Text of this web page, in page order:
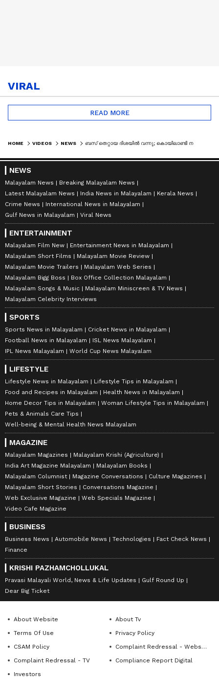
VIRAL
READ MORE
HOME VIDEOS NEWS ബസ് തെറ്റായ ദിശയിൽ വന്നു; കൊയിലാണ്ടി നന്തി മേൽപ്പാലത്തിന് മുകളിൽ സ്വകാര്യ ബസുകൾ കൂട്ടിയിടിച്ച് അപകടം
NEWS
Malayalam News
Breaking Malayalam News
Latest Malayalam News
India News in Malayalam
Kerala News
Crime News
International News in Malayalam
Gulf News in Malayalam
Viral News
ENTERTAINMENT
Malayalam Film New
Entertainment News in Malayalam
Malayalam Short Films
Malayalam Movie Review
Malayalam Movie Trailers
Malayalam Web Series
Malayalam Bigg Boss
Box Office Collection Malayalam
Malayalam Songs & Music
Malayalam Miniscreen & TV News
Malayalam Celebrity Interviews
SPORTS
Sports News in Malayalam
Cricket News in Malayalam
Football News in Malayalam
ISL News Malayalam
IPL News Malayalam
World Cup News Malayalam
LIFESTYLE
Lifestyle News in Malayalam
Lifestyle Tips in Malayalam
Food and Recipes in Malayalam
Health News in Malayalam
Home Decor Tips in Malayalam
Woman Lifestyle Tips in Malayalam
Pets & Animals Care Tips
Well-being & Mental Health News Malayalam
MAGAZINE
Malayalam Magazines
Malayalam Krishi (Agriculture)
India Art Magazine Malayalam
Malayalam Books
Malayalam Columnist
Magazine Conversations
Culture Magazines
Malayalam Short Stories
Conversations Magazine
Web Exclusive Magazine
Web Specials Magazine
Video Cafe Magazine
BUSINESS
Business News Automobile News Technologies
Fact Check News
Finance
KRISHI PAZHAMCHOLLUKAL
Pravasi Malayali World, News & Life Updates
Gulf Round Up
Dear Big Ticket
About Website
About Tv
Terms Of Use
Privacy Policy
CSAM Policy
Complaint Redressal - Website
Complaint Redressal - TV
Compliance Report Digital
Investors